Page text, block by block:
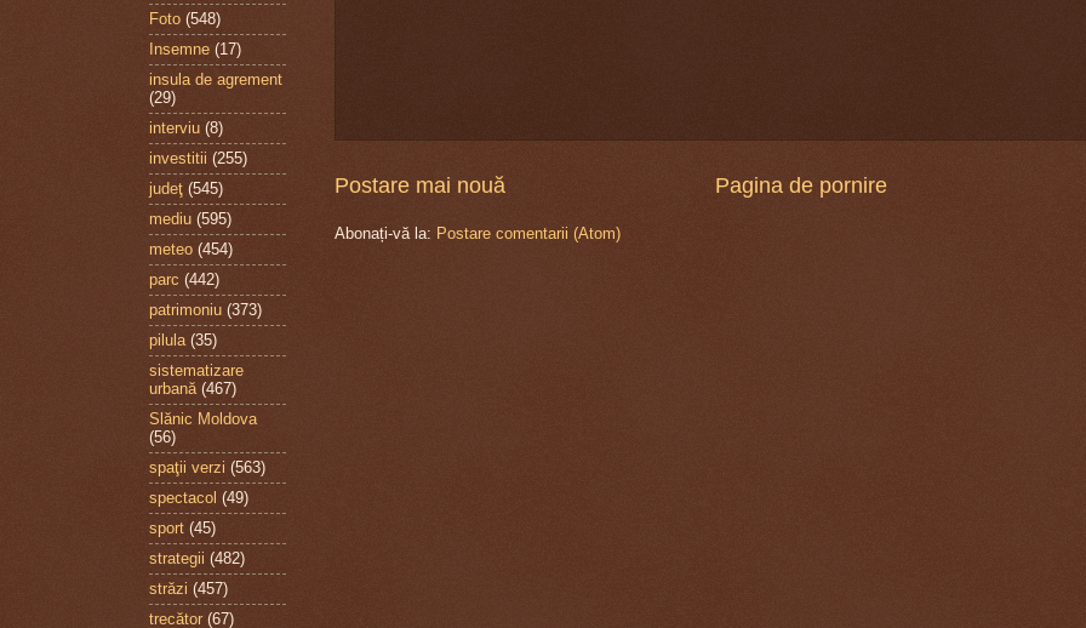
Postare mai nouă Pagina de pornire
Abonați-vă la: Postare comentarii (Atom)
Foto (548)
Insemne (17)
insula de agrement
(29)
interviu (8)
investitii (255)
judeţ (545)
mediu (595)
meteo (454)
parc (442)
patrimoniu (373)
pilula (35)
sistematizare
urbană (467)
Slănic Moldova
(56)
spaţii verzi (563)
spectacol (49)
sport (45)
strategii (482)
străzi (457)
trecător (67)